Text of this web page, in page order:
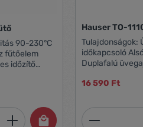
Adja meg a kívánt
Hauser TO-
Tulajdonságok: Űrtartalom: 11 liter 30 perces
időkapcsoló
Duplafalú
16 590 Ft